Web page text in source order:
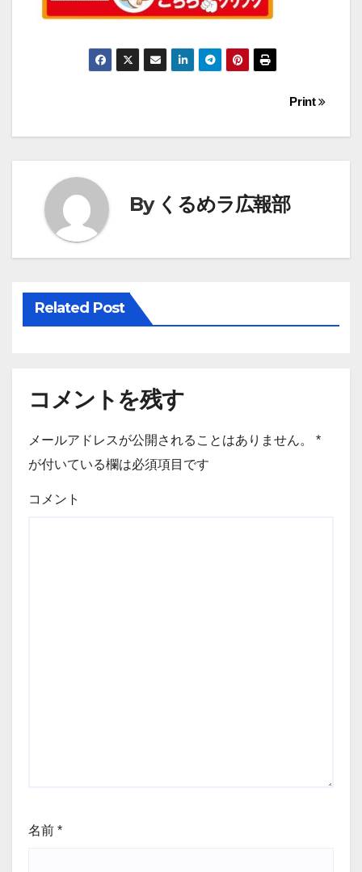
稿
ナ
ビ
ゲ
シ
Print
By くるめラ広報部
Related Post
コメントを残す
メールアドレスが公開されることはありません。
*
が付いている欄は必須項目です
コメント
名前 *